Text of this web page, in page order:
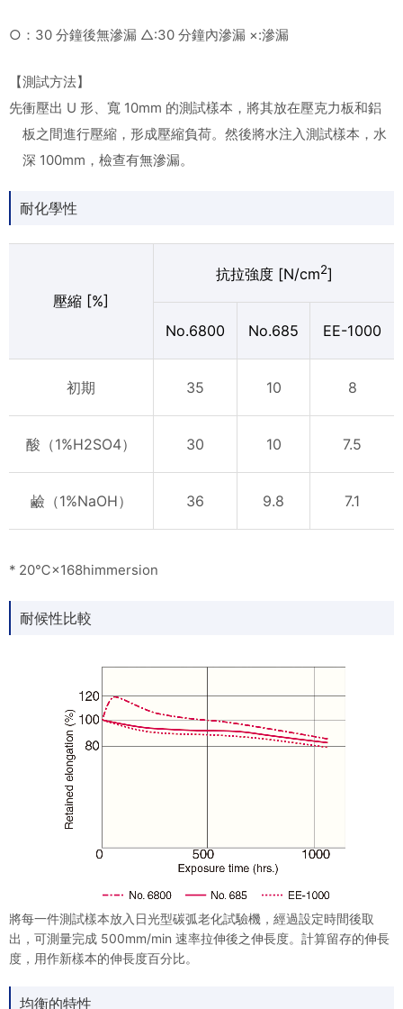
○：30 分鐘後無滲漏 △:30 分鐘內滲漏 ×:滲漏
【測試方法】
先衝壓出 U 形、寬 10mm 的測試樣本，將其放在壓克力板和鋁
板之間進行壓縮，形成壓縮負荷。然後將水注入測試樣本，水
深 100mm，檢查有無滲漏。
耐化學性
壓縮 [%]
抗拉強度 [N/cm2]
No.6800 No.685 EE-1000
初期 35 10 8
酸（1%H2SO4） 30 10 7.5
鹼（1%NaOH） 36 9.8 7.1
* 20℃×168himmersion
耐候性比較
將每一件測試樣本放入日光型碳弧老化試驗機，經過設定時間後取
出，可測量完成 500mm/min 速率拉伸後之伸長度。計算留存的伸長
度，用作新樣本的伸長度百分比。
均衡的特性